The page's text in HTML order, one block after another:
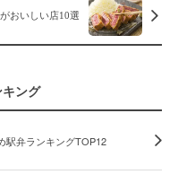
おいしい店10選
ング
駅弁ランキングTOP12